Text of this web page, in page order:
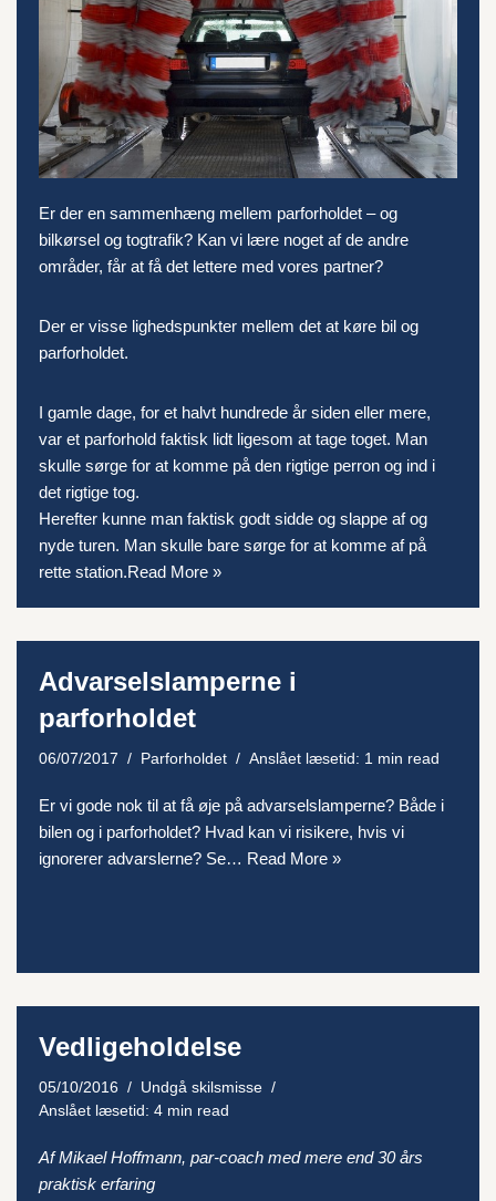
Er der en sammenhæng mellem parforholdet – og
bilkørsel og togtrafik? Kan vi lære noget af de andre
områder, får at få det lettere med vores partner?
Der er visse lighedspunkter mellem det at køre bil og
parforholdet.
I gamle dage, for et halvt hundrede år siden eller mere,
var et parforhold faktisk lidt ligesom at tage toget. Man
skulle sørge for at komme på den rigtige perron og ind i
det rigtige tog.
Herefter kunne man faktisk godt sidde og slappe af og
nyde turen. Man skulle bare sørge for at komme af på
rette station.Read More »
Advarselslamperne i
parforholdet
06/07/2017 Parforholdet Anslået læsetid: 1 min read
Er vi gode nok til at få øje på advarselslamperne? Både i
bilen og i parforholdet? Hvad kan vi risikere, hvis vi
ignorerer advarslerne? Se… Read More »
Vedligeholdelse
05/10/2016
Undgå skilsmisse
Anslået læsetid: 4 min read
Af Mikael Hoffmann, par-coach med mere end 30 års
praktisk erfaring